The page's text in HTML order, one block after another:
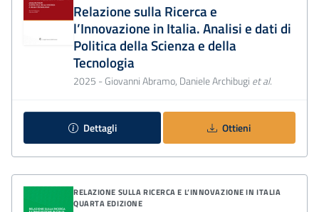
Relazione sulla Ricerca e
l’Innovazione in Italia. Analisi e dati di
Politica della Scienza e della
Tecnologia
2025 - Giovanni Abramo, Daniele Archibugi et al.
Dettagli Ottieni
RELAZIONE SULLA RICERCA E L’INNOVAZIONE IN ITALIA
QUARTA EDIZIONE